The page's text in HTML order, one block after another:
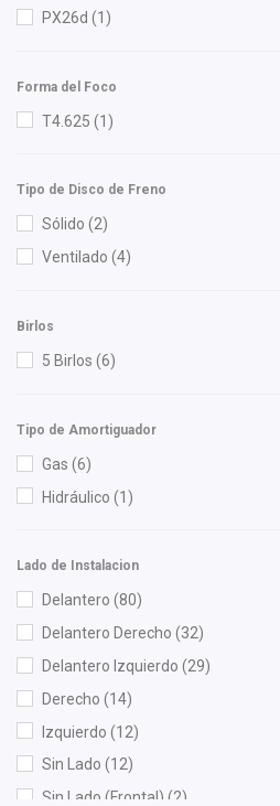
Graf(1)
Herta (7)
HUSHAN(5)
Ingel(1)
Injetech(7)
Interfil(2)
M Series
Mann Filter
Meistersatz
(1)
Miller(1)
Mirsa Mikas Infante Ruiz
PX26d (1)
Forma del Foco
T4.625 (1)
Tipo de Disco de Freno
Sólido (2)
Ventilado (4)
Birlos
5 Birlos (6)
Tipo de Amortiguador
Gas (6)
Hidráulico (1)
Lado de Instalacion
Delantero (80)
Delantero Derecho (32)
Delantero Izquierdo (29)
Derecho (14)
Izquierdo (12)
Sin Lado (12)
Sin Lado (Frontal) (2)